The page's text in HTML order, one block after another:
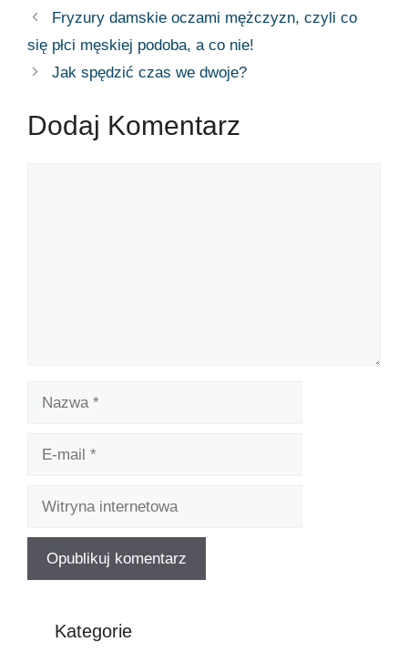
Fryzury damskie oczami mężczyzn, czyli co
się płci męskiej podoba, a co nie!
Jak spędzić czas we dwoje?
Dodaj Komentarz
Kategorie